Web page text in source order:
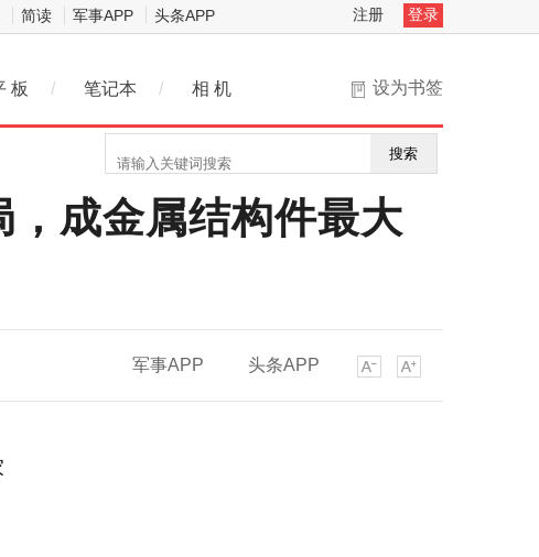
简读 军事APP 头条APP 注册 登录
设为书签
板 / 笔记本 / 相 机
搜索
成金属结构件最大
军事APP 头条APP